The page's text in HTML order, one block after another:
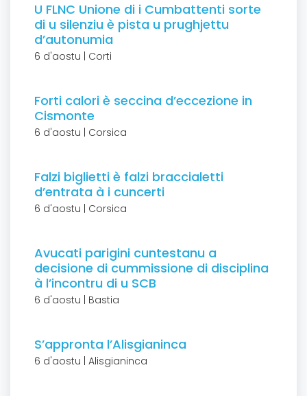
U FLNC Unione di i Cumbattenti sorte
di u silenziu è pista u prughjettu
d’autonumia
6 d'aostu | Corti
Forti calori è seccina d’eccezione in
Cismonte
6 d'aostu | Corsica
Falzi biglietti è falzi braccialetti
d’entrata à i cuncerti
6 d'aostu | Corsica
Avucati parigini cuntestanu a
decisione di cummissione di disciplina
à l’incontru di u SCB
6 d'aostu | Bastia
S’appronta l’Alisgianinca
6 d'aostu | Alisgianinca